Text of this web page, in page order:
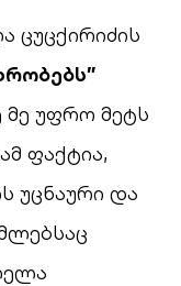
ცუცქირიძის
მე უფრო მეტს
ფაქტია,
უცნაური და